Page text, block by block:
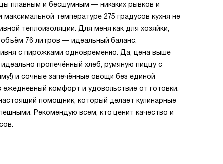
плавным и бесшумным — никаких рывков и
температуре 275 градусов кухня не
теплоизоляции. Для меня как для хозяйки,
76 литров — идеальный баланс:
с пирожками одновременно. Да, цена выше
пропечённый хлеб, румяную пиццу с
и сочные запечённые овощи без единой
комфорт и удовольствие от готовки.
помощник, который делает кулинарные
Рекомендую всем, кто ценит качество и